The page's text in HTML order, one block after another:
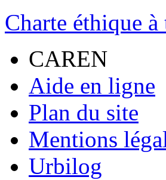
Charte éthique
CAREN
Aide en ligne
Plan du site
Mentions
Urbilog